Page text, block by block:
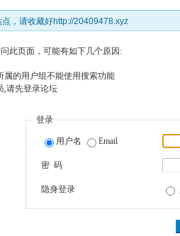
，请收藏好http://20409478.xyz
此页面，可能有如下几个原因:
属的用户组不能使用搜索功能
,请先登录论坛
登录
用户名 Email
密 码
隐身登录